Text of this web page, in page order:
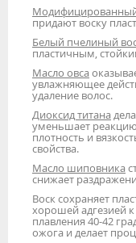
придают воску
Белый пчелиный
пластичным,
Масло овса
увлажняющее
удаление волос.
Диоксид титана
уменьшает
плотность и
свойства.
Масло шиповника
снижает
Воск сохраняет
хорошей адгезией
плавления 40-42
ожога и делает